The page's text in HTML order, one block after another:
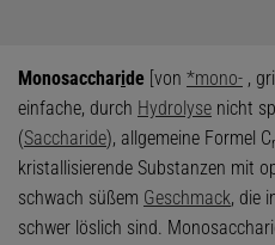
Monosaccharide [von *mono- ,
einfache, durch Hydrolyse nicht
(Saccharide), allgemeine Formel C
kristallisierende Substanzen mit
schwach süßem Geschmack, die
schwer löslich sind.